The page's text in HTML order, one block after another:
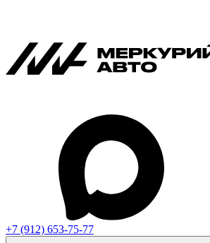
+7 (912) 653-75-77